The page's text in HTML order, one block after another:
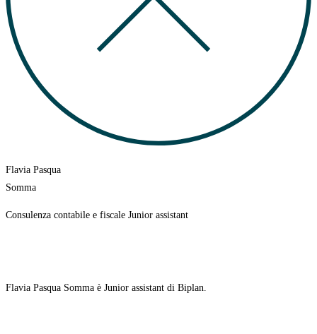
Flavia Pasqua
Somma
Consulenza contabile e fiscale Junior assistant
Flavia Pasqua Somma è Junior assistant di Biplan.